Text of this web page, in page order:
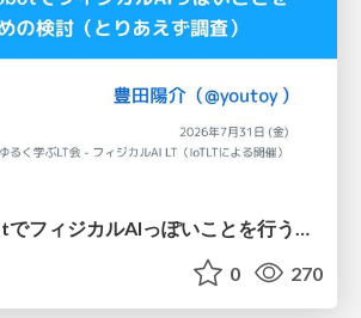
0 270